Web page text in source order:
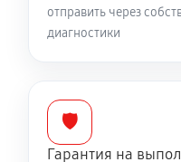
отправить через
диагностики
🛡️
Гарантия на